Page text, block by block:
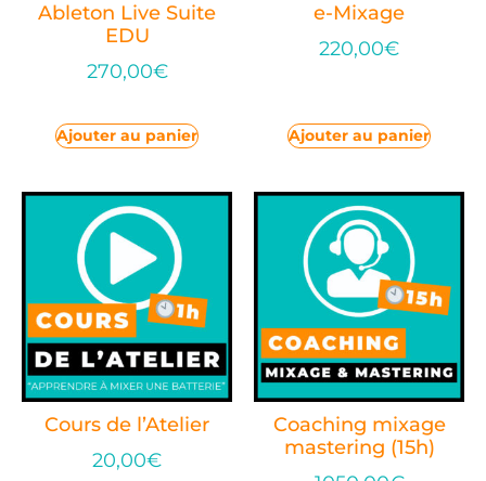
Ableton Live Suite
EDU
270,00€
Ajouter au panier
e-Mixage
220,00€
Ajouter au panier
Cours de l’Atelier
20,00€
Coaching mixage
mastering (15h)